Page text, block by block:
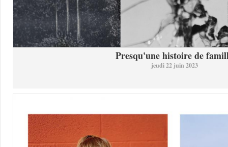
Presqu'une histoire de
jeudi 22 juin 2023